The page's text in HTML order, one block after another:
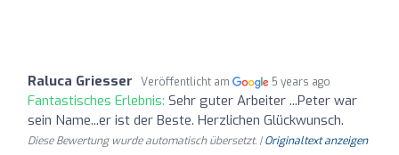
Raluca Griesser Veröffentlicht am 5 years ago
Fantastisches Erlebnis: Sehr guter Arbeiter ...Peter war
sein Name...er ist der Beste. Herzlichen Glückwunsch.
Diese Bewertung wurde automatisch übersetzt. |Originaltext anzeigen